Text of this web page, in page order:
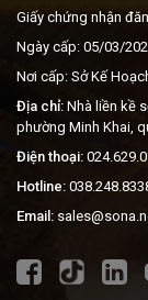
Giấy chứng nhận
Ngày cấp: 05/03/
Nơi cấp: Sở Kế
Địa chỉ: Nhà liền kề
phường Minh Khai,
Điện thoại:
Hotline:
Email: